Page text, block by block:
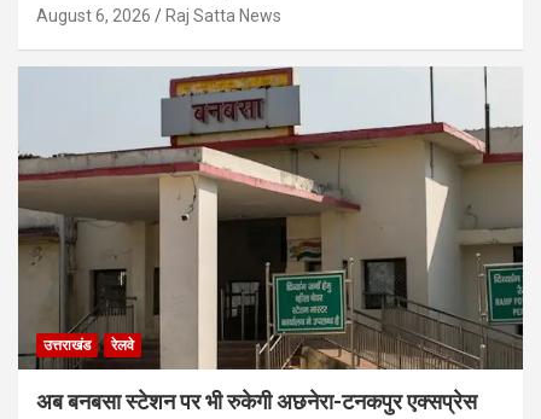
August 6, 2026 Raj Satta News
उत्तराखंड रेलवे
अब बनबसा स्टेशन पर भी रुकेगी अछनेरा-टनकपुर एक्सप्रेस